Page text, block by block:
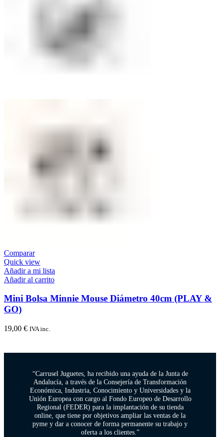
Comparar
Quick view
Añadir a mi lista
Añadir al carrito
Mini Bolsa Minnie Mouse Diámetro 40cm (PLAY &
GO)
19,00 € IVA inc.
“Carrusel Juguetes, ha recibido una ayuda de la Junta de
Andalucía, a través de la Consejería de Transformación
Económica, Industria, Conocimiento y Universidades y la
Unión Europea con cargo al Fondo Europeo de Desarrollo
Regional (FEDER) para la implantación de su tienda
online, que tiene por objetivos ampliar las ventas de la
pyme y dar a conocer de forma permanente su trabajo y
oferta a los clientes.”